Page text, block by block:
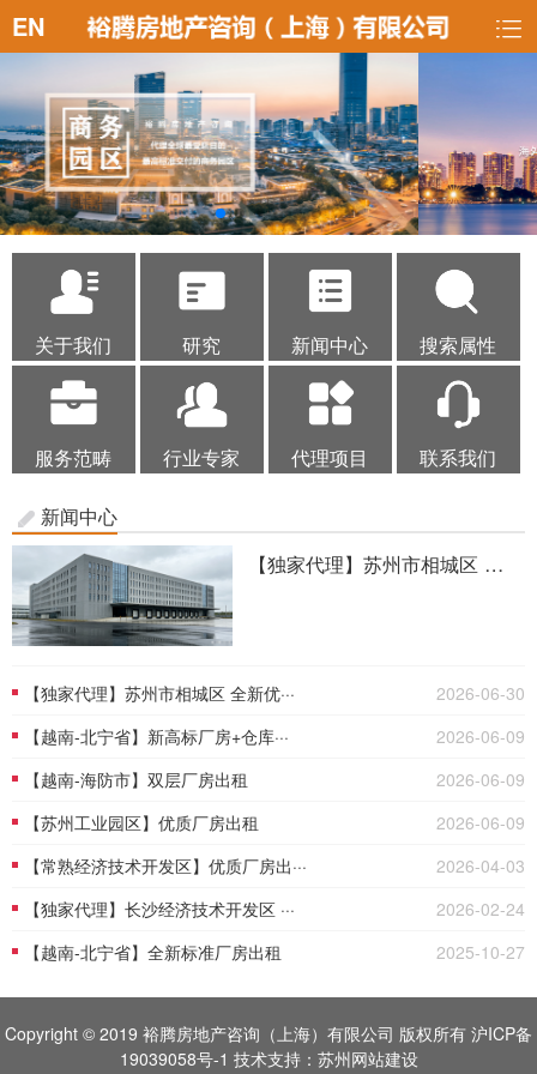
EN
关于我们 研究 新闻中心 搜索属性
服务范畴 行业专家 代理项目 联系我们
新闻中心
【独家代理】苏州市相城区 全新···
2026-06-30
【独家代理】苏州市相城区 全新优···
2026-06-09
【越南-北宁省】新高标厂房+仓库···
2026-06-09
【越南-海防市】双层厂房出租
2026-06-09
【苏州工业园区】优质厂房出租
2026-04-03
【常熟经济技术开发区】优质厂房出···
2026-02-24
【独家代理】长沙经济技术开发区 ···
2025-10-27
【越南-北宁省】全新标准厂房出租
Copyright © 2019 裕腾房地产咨询（上海）有限公司 版权所有 沪ICP备
19039058号-1 技术支持： 苏州网站建设